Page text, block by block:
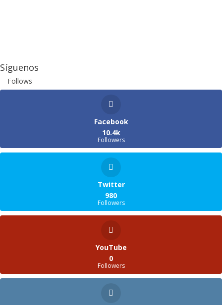
Síguenos
Follows
Facebook
10.4k
Followers
Twitter
980
Followers
YouTube
0
Followers